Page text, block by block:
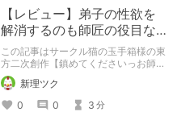
【レビュー】弟子の性欲を
解消するのも師匠の役目な
り【鎮めてくださいっお師
匠様!】
この記事はサークル猫の玉手箱様の東
方二次創作【鎮めてくださいっお師匠
様!】のレビューになります。
新理ツク
0
0 3 分